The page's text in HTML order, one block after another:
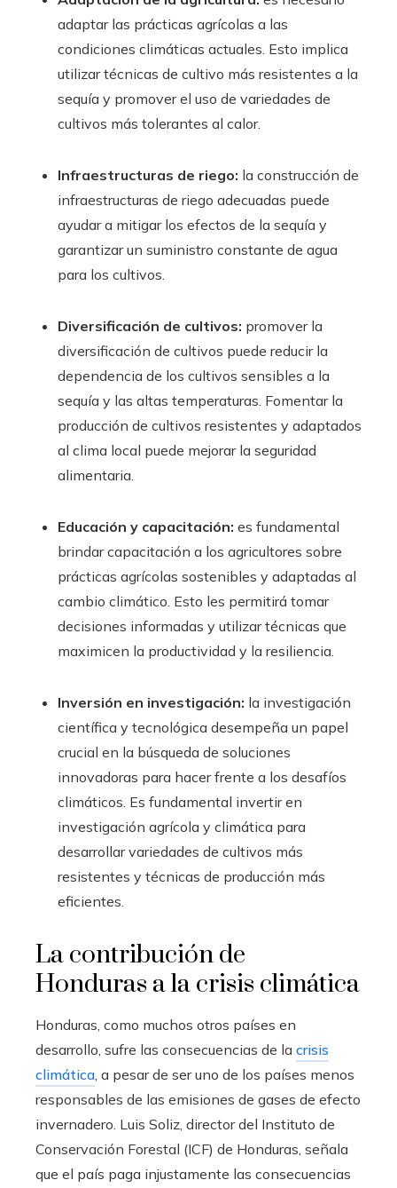
adaptar las prácticas agrícolas a las
condiciones climáticas actuales. Esto implica
utilizar técnicas de cultivo más resistentes a la
sequía y promover el uso de variedades de
cultivos más tolerantes al calor.
Infraestructuras de riego: la construcción de
infraestructuras de riego adecuadas puede
ayudar a mitigar los efectos de la sequía y
garantizar un suministro constante de agua
para los cultivos.
Diversificación de cultivos: promover la
diversificación de cultivos puede reducir la
dependencia de los cultivos sensibles a la
sequía y las altas temperaturas. Fomentar la
producción de cultivos resistentes y adaptados
al clima local puede mejorar la seguridad
alimentaria.
Educación y capacitación: es fundamental
brindar capacitación a los agricultores sobre
prácticas agrícolas sostenibles y adaptadas al
cambio climático. Esto les permitirá tomar
decisiones informadas y utilizar técnicas que
maximicen la productividad y la resiliencia.
Inversión en investigación: la investigación
científica y tecnológica desempeña un papel
crucial en la búsqueda de soluciones
innovadoras para hacer frente a los desafíos
climáticos. Es fundamental invertir en
investigación agrícola y climática para
desarrollar variedades de cultivos más
resistentes y técnicas de producción más
eficientes.
La contribución de
Honduras a la crisis climática
Honduras, como muchos otros países en
desarrollo, sufre las consecuencias de la crisis
climática , a pesar de ser uno de los países menos
responsables de las emisiones de gases de efecto
invernadero. Luis Soliz, director del Instituto de
Conservación Forestal (ICF) de Honduras, señala
que el país paga injustamente las consecuencias